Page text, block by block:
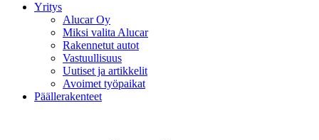
Yritys
Alucar Oy
Miksi valita Alucar
Rakennetut autot
Vastuullisuus
Uutiset ja artikkelit
Avoimet työpaikat
Päällerakenteet